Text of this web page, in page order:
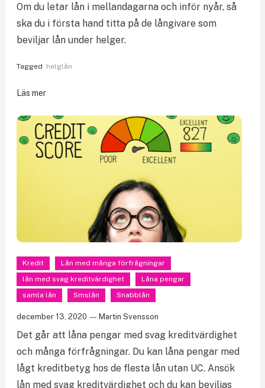
Om du letar lån i mellandagarna och inför nyår, så
ska du i första hand titta på de långivare som
beviljar lån under helger.
Tagged helglån
Läs mer
Kredit
Lån med många förfrågningar
lån med svag kreditvärdighet
Låna pengar
samla lån
Smslån Snabblån
december 13, 2020 Martin Svensson
Det går att låna pengar med svag kreditvärdighet
och många förfrågningar. Du kan låna pengar med
lågt kreditbetyg hos de flesta lån utan UC. Ansök
lån med svag kreditvärdighet och du kan beviljas